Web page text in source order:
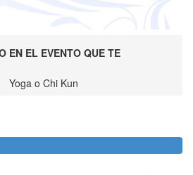
EN EL EVENTO QUE TE
Yoga o Chi Kun